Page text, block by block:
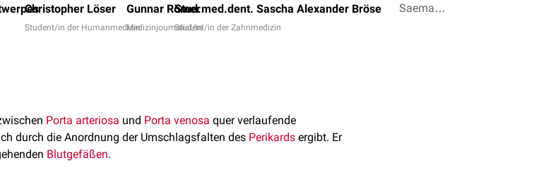
Christopher Löser
Student/in der Humanmedizin
Gunnar Römer
Medizinjournalist/in
Stud.med.dent. Sascha Alexander Bröse
Student/in der Zahnmedizin
Saemann,
Porta arteriosa und Porta venosa quer verlaufende
durch die Anordnung der Umschlagsfalten des Perikards ergibt. Er
Blutgefäßen.